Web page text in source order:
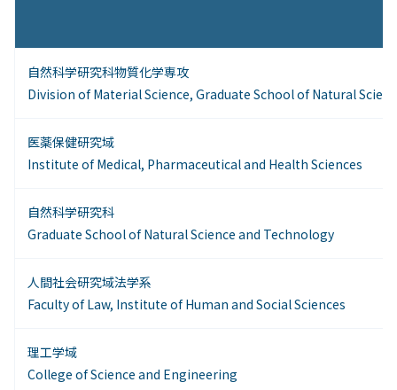
自然科学研究科物質化学専攻
Division of Material Science, Graduate School of Natural
医薬保健研究域
Institute of Medical, Pharmaceutical and Health Sciences
自然科学研究科
Graduate School of Natural Science and Technology
人間社会研究域法学系
Faculty of Law, Institute of Human and Social Sciences
理工学域
College of Science and Engineering